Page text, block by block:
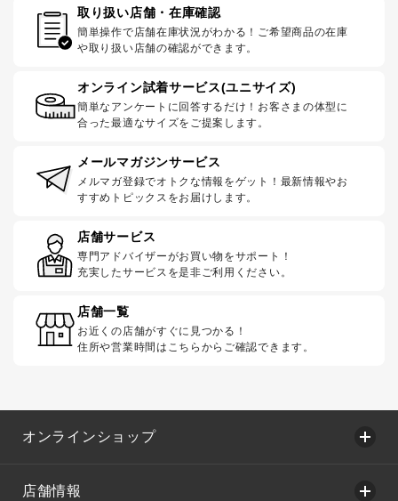
取り扱い店舗・在庫確認
簡単操作で店舗在庫状況がわかる！ご希望商品の在庫
や取り扱い店舗の確認ができます。
オンライン試着サービス(ユニサイズ)
簡単なアンケートに回答するだけ！お客さまの体型に
合った最適なサイズをご提案します。
メールマガジンサービス
メルマガ登録でオトクな情報をゲット！最新情報やお
すすめトピックスをお届けします。
店舗サービス
専門アドバイザーがお買い物をサポート！
充実したサービスを是非ご利用ください。
店舗一覧
お近くの店舗がすぐに見つかる！
住所や営業時間はこちらからご確認できます。
オンラインショップ
店舗情報